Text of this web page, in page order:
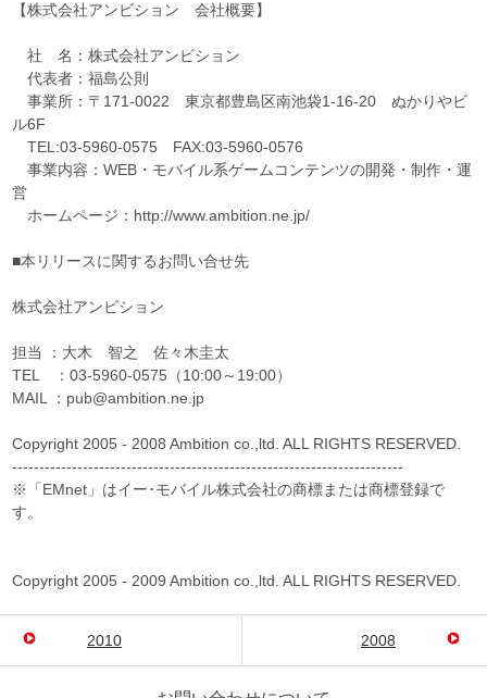
【株式会社アンビション 会社概要】
社 名：株式会社アンビション
代表者：福島公則
事業所：〒171-0022 東京都豊島区南池袋1-16-20 ぬかりやビ
ル6F
TEL:03-5960-0575 FAX:03-5960-0576
事業内容：WEB・モバイル系ゲームコンテンツの開発・制作・運
営
ホームページ：http://www.ambition.ne.jp/
■本リリースに関するお問い合せ先
株式会社アンビション
担当 ：大木 智之 佐々木圭太
TEL ：03-5960-0575（10:00～19:00）
MAIL ：pub@ambition.ne.jp
Copyright 2005 - 2008 Ambition co.,ltd. ALL RIGHTS RESERVED.
------------------------------------------------------------------------
※「EMnet」はイー･モバイル株式会社の商標または商標登録で
す。
Copyright 2005 - 2009 Ambition co.,ltd. ALL RIGHTS RESERVED.
2010 2008